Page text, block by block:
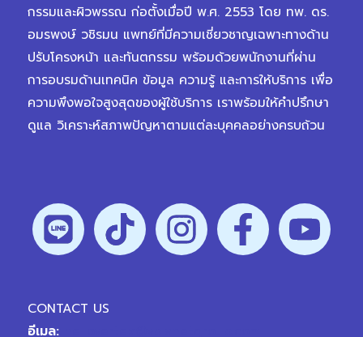
กรรมและผิวพรรณ ก่อตั้งเมื่อปี พ.ศ. 2553 โดย ทพ. ดร.
อมรพงษ์ วชิรมน แพทย์ที่มีความเชี่ยวชาญเฉพาะทางด้าน
ปรับโครงหน้า และทันตกรรม พร้อมด้วยพนักงานที่ผ่าน
การอบรมด้านเทคนิค ข้อมูล ความรู้ และการให้บริการ เพื่อ
ความพึงพอใจสูงสุดของผู้ใช้บริการ เราพร้อมให้คำปรึกษา
ดูแล วิเคราะห์สภาพปัญหาตามแต่ละบุคคลอย่างครบถ้วน
CONTACT US
อีเมล: